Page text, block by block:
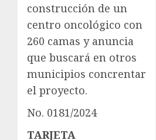
construcción de un
centro oncológico con
260 camas y anuncia
que buscará en otros
municipios concrentar
el proyecto.
No. 0181/2024
TARJETA